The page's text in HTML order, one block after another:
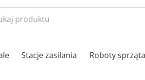
Stacje zasilania Roboty